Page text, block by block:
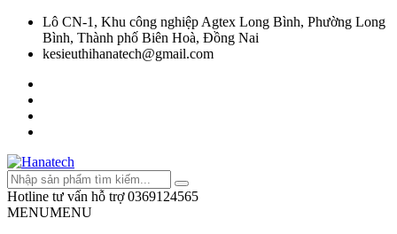
Lô CN-1, Khu công nghiệp Agtex Long Bình, Phường Long
Bình, Thành phố Biên Hoà, Đồng Nai
kesieuthihanatech@gmail.com
Hotline tư vấn hỗ trợ 0369124565
MENUMENU